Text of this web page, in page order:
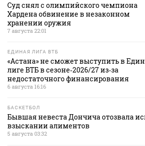
Суд снял с олимпийского чемпиона
Хардена обвинение в незаконном
хранении оружия
7 августа 22:01
ЕДИНАЯ ЛИГА ВТБ
«Астана» не сможет выступить в
лиге ВТБ в сезоне‑2026/27 из‑за
недостаточного финансирования
6 августа 16:16
БАСКЕТБОЛ
Бывшая невеста Дончича отозвала
взыскании алиментов
5 августа 03:32